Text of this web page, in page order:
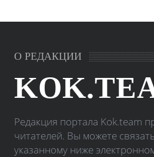
О РЕДАКЦИИ
Редакция портала Kok.team
читателей. Вы можете
указанному ниже